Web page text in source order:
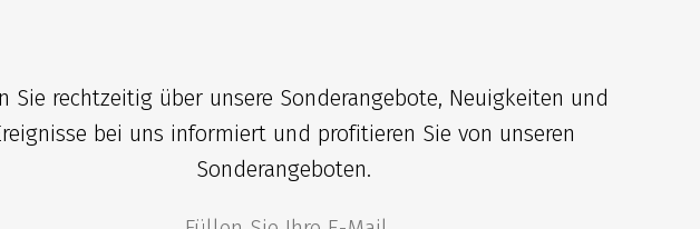
Sie rechtzeitig über unsere Sonderangebote, Neuigkeiten und
bei uns informiert und profitieren Sie von unseren
Sonderangeboten.